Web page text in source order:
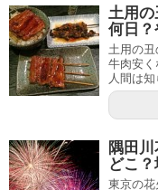
土用の
何日？
土用の
牛肉安く
人間は
隅田
どこ？
東京の花